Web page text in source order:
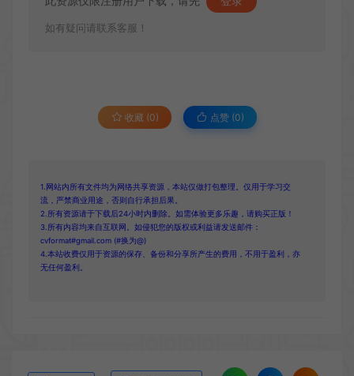
如有疑问请联系客服！
收藏 (0) 点赞 (0)
1.网站内所有文件均为网络共享资源，本站仅做打包整理。仅用于学习交
流，严禁商业用途，否则自行承担后果。
2.所有资源请于下载后24小时内删除。如需体验更多乐趣，请购买正版！
3.所有内容均来自互联网。如侵犯您的版权或利益请发送邮件：
cvformat#gmail.com (#换为@)
4.本站收费仅用于资源的保存、备份和分享所产生的费用，不用于盈利，亦
无任何盈利。